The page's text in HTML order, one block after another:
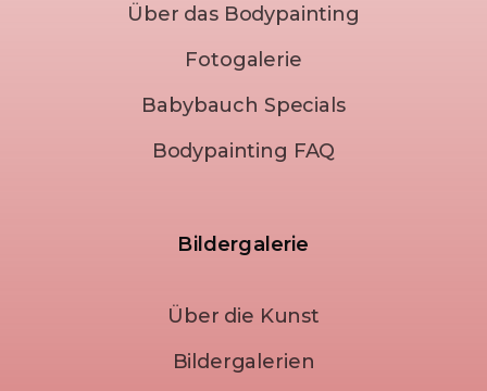
Über das Bodypainting
Fotogalerie
Babybauch Specials
Bodypainting FAQ
Bildergalerie
Über die Kunst
Bildergalerien